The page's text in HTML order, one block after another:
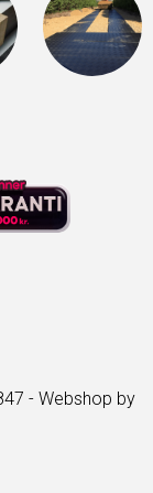
- Webshop by